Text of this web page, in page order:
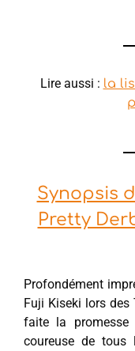
Lire aussi : la
Synopsis
Pretty
Profondément
Fuji Kiseki lors des
faite la promesse
coureuse de tous